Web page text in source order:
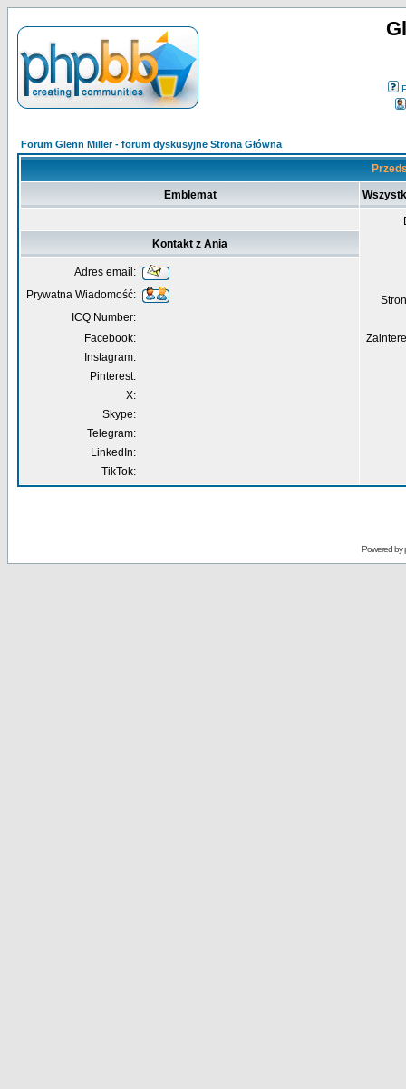
Forum Glenn Miller - forum dyskusyjne Strona Główna
Emblemat
Kontakt z Ania
Adres email:
Prywatna Wiadomość:
ICQ Number:
Facebook:
Instagram:
Pinterest:
X:
Skype:
Telegram:
LinkedIn:
TikTok:
Powered by